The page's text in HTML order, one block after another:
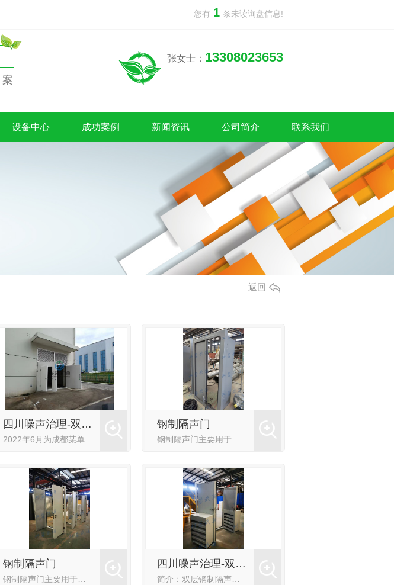
您有 1 条未读询盘信息!
张女士： 13308023653
设备中心 成功案例 新闻资讯 公司简介 联系我们
返回
四川噪声治理-双开隔声门
2022年6月为成都某单位设计制作并安装了一套隔声门，门体厚度为100mm
钢制隔声门
钢制隔声门主要用于工业厂房、发电机房、空压机房等降噪，隔音效果优良。并可根据客户要求定制，门扇厚度可做50-120mm，其隔声效果可达20-40dB(A)。隔声门门框、门扇均采用**型材、钢板加工制作...
钢制隔声门
钢制隔声门主要用于工业厂房、发电机房、空压机房等降噪，隔音效果优良。并可根据客户要求定制，门扇厚度可做50-120mm，其隔声效果可达20-40dB(A)。隔声门门框、门扇均采用**型材、钢板加工制作...
四川噪声治理-双开隔声门
简介：双层钢制隔声门，单樘隔声门内外双开，外型美观，隔声效果优良。详细介绍：四川兴蓉武通环保设备有限公司生产的钢制隔声门主要用于工业厂房、发电机房、空压机房等降噪，隔音效果优良。并可根据客户要求定制，...